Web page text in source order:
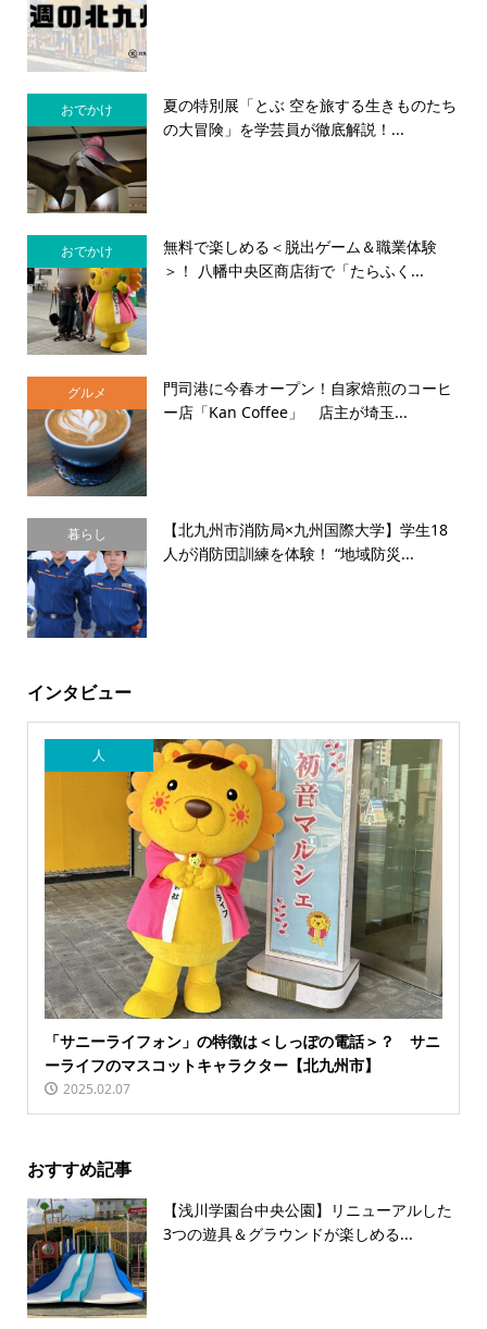
おでかけ
夏の特別展「とぶ 空を旅する生きものたち
の大冒険」を学芸員が徹底解説！...
おでかけ
無料で楽しめる＜脱出ゲーム＆職業体験
＞！ 八幡中央区商店街で「たらふく...
グルメ
門司港に今春オープン！自家焙煎のコーヒ
ー店「Kan Coffee」 店主が埼玉...
暮らし
【北九州市消防局×九州国際大学】学生18
人が消防団訓練を体験！ “地域防災...
インタビュー
人
「サニーライフォン」の特徴は＜しっぽの電話＞？ サニ
ーライフのマスコットキャラクター【北九州市】
2025.02.07
おすすめ記事
【浅川学園台中央公園】リニューアルした
3つの遊具＆グラウンドが楽しめる...